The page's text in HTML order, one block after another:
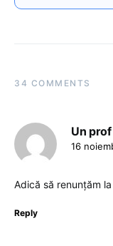
34 COMMENTS
Un prof
16
Adică să renunțăm
Reply